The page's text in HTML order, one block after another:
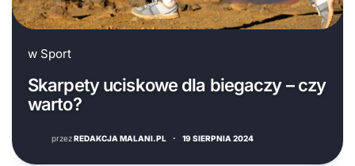
w Sport
Skarpety uciskowe dla biegaczy – czy
warto?
przezREDAKCJA MALANI.PL · 19 SIERPNIA 2024